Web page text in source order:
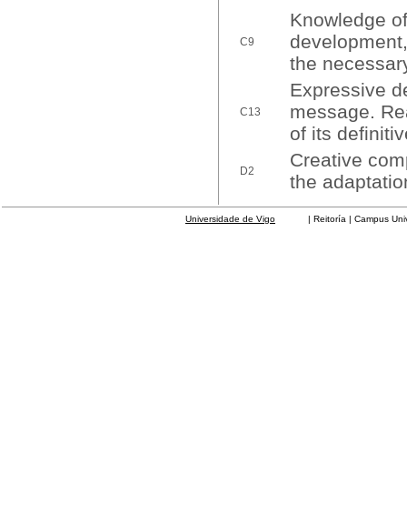
C9
Knowledge
the
C13
Expressive
message.
of its
D2
Creative
the
Universidade de Vigo | Reitoría | Campus